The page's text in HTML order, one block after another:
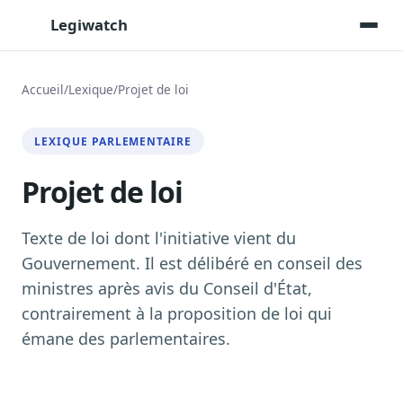
Legiwatch
Posez vos questions, réponses sourcées
Transcriptions IA
Toutes les séances AN/Sénat transcrites
Synthèses IA
Veille des matinales radio
9 interviews politiques, analysées avant 10 h
Alertes personnalisées
Accueil/Lexique/Projet de loi
LEXIQUE PARLEMENTAIRE
Projet de loi
Texte de loi dont l'initiative vient du
Gouvernement. Il est délibéré en conseil des
ministres après avis du Conseil d'État,
contrairement à la proposition de loi qui
émane des parlementaires.